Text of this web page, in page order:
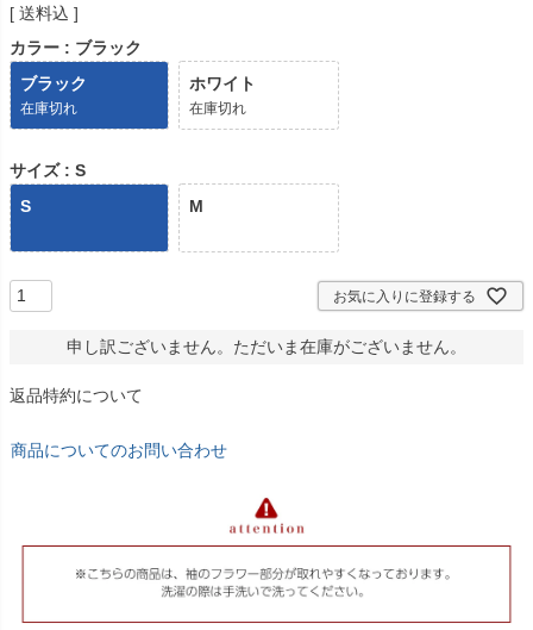
送料込
カラー
ブラック
ブラック
在庫切れ
ホワイト
在庫切れ
サイズ
S
S
M
お気に入りに登録する
申し訳ございません。ただいま在庫がございません。
返品特約について
商品についてのお問い合わせ